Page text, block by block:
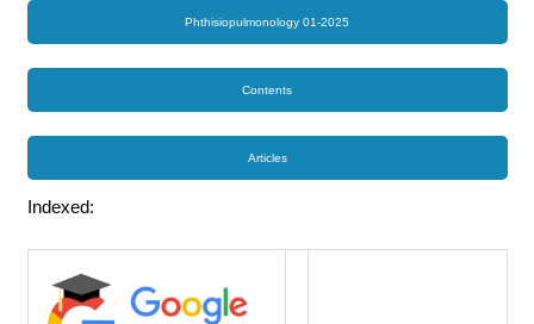
Phthisiopulmonology 01-2025
Contents
Articles
Indexed: